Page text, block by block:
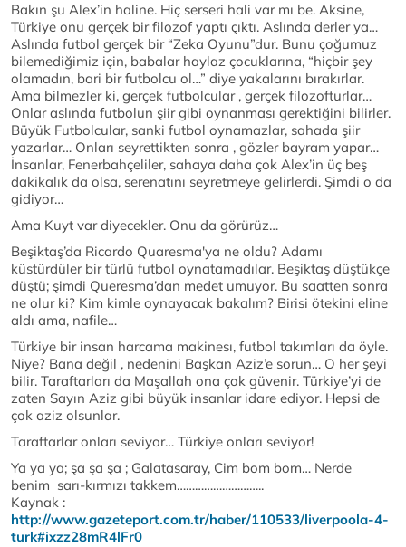
Bakın şu Alex’in haline. Hiç serseri hali var mı be. Aksine,
Türkiye onu gerçek bir filozof yaptı çıktı. Aslında derler ya…
Aslında futbol gerçek bir “Zeka Oyunu”dur. Bunu çoğumuz
bilemediğimiz için, babalar haylaz çocuklarına, “hiçbir şey
olamadın, bari bir futbolcu ol…” diye yakalarını bırakırlar.
Ama bilmezler ki, gerçek futbolcular , gerçek filozofturlar…
Onlar aslında futbolun şiir gibi oynanması gerektiğini bilirler.
Büyük Futbolcular, sanki futbol oynamazlar, sahada şiir
yazarlar… Onları seyrettikten sonra , gözler bayram yapar…
İnsanlar, Fenerbahçeliler, sahaya daha çok Alex’in üç beş
dakikalık da olsa, serenatını seyretmeye gelirlerdi. Şimdi o da
gidiyor…
Ama Kuyt var diyecekler. Onu da görürüz…
Beşiktaş’da Ricardo Quaresma'ya ne oldu? Adamı
küstürdüler bir türlü futbol oynatamadılar. Beşiktaş düştükçe
düştü; şimdi Queresma’dan medet umuyor. Bu saatten sonra
ne olur ki? Kim kimle oynayacak bakalım? Birisi ötekini eline
aldı ama, nafile…
Türkiye bir insan harcama makinesı, futbol takımları da öyle.
Niye? Bana değil , nedenini Başkan Aziz’e sorun… O her şeyi
bilir. Taraftarları da Maşallah ona çok güvenir. Türkiye’yi de
zaten Sayın Aziz gibi büyük insanlar idare ediyor. Hepsi de
çok aziz olsunlar.
Taraftarlar onları seviyor… Türkiye onları seviyor!
Ya ya ya; şa şa şa ; Galatasaray, Cim bom bom… Nerde
benim sarı-kırmızı takkem………………………..
Kaynak :
http://www.gazeteport.com.tr/haber/110533/liverpoola-4-
turk#ixzz28mR4lFr0